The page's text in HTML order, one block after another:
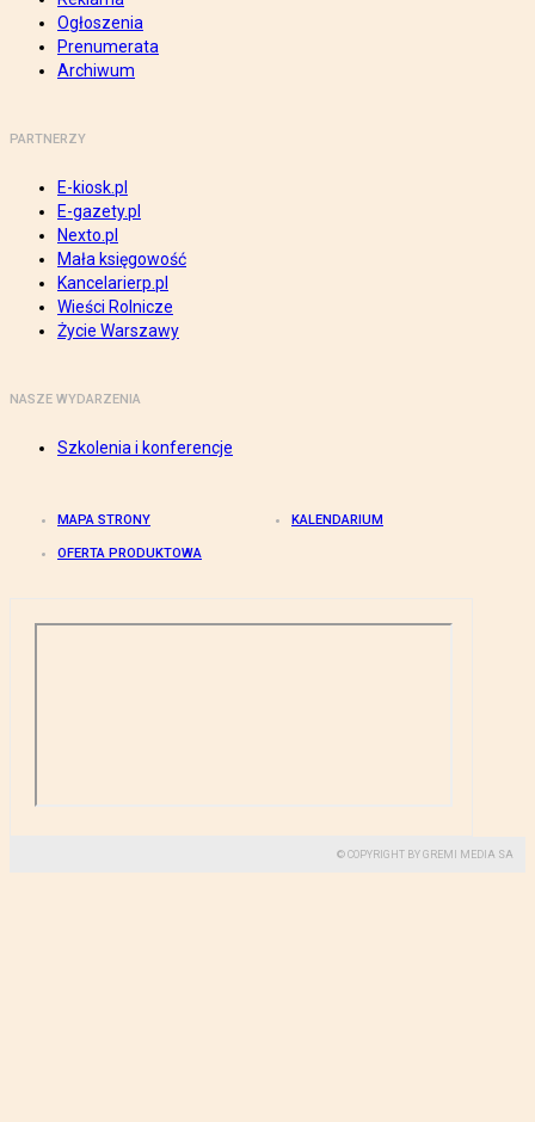
Ogłoszenia
Prenumerata
Archiwum
PARTNERZY
E-kiosk.pl
E-gazety.pl
Nexto.pl
Mała księgowość
Kancelarierp.pl
Wieści Rolnicze
Życie Warszawy
NASZE WYDARZENIA
Szkolenia i konferencje
MAPA STRONY KALENDARIUM
OFERTA PRODUKTOWA
© COPYRIGHT BY GREMI MEDIA SA